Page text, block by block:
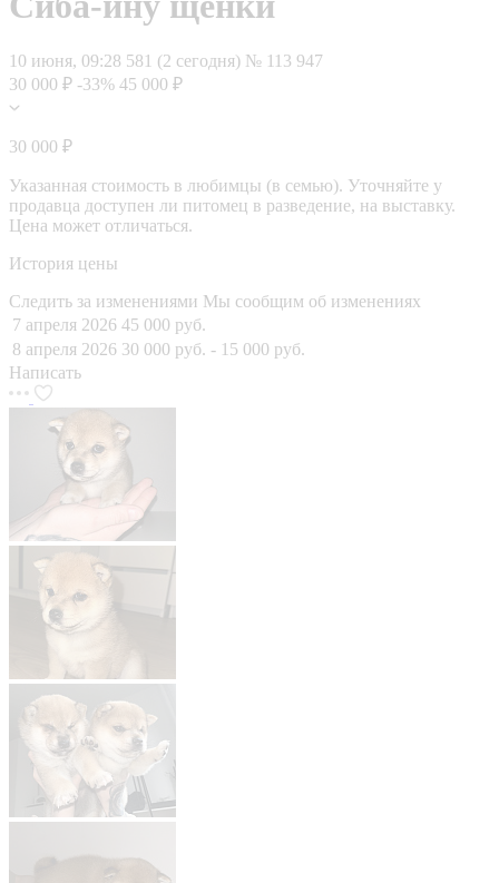
10 июня, 09:28 581 (2 сегодня) № 113 947
30 000 ₽ -33% 45 000 ₽
30 000 ₽
Указанная стоимость в любимцы (в семью). Уточняйте у
продавца доступен ли питомец в разведение, на выставку.
Цена может отличаться.
История цены
Следить за изменениями Мы сообщим об изменениях
7 апреля 2026 45 000 руб.
8 апреля 2026 30 000 руб. - 15 000 руб.
Написать